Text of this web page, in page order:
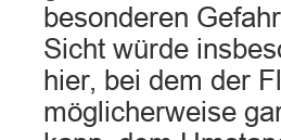
besonderen
Sicht würde
hier, bei dem der
möglicherweise